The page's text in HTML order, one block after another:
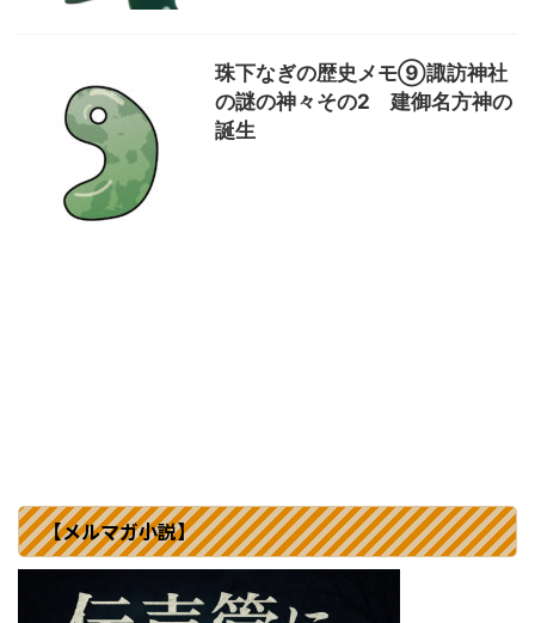
珠下なぎの歴史メモ⑨諏訪神社
の謎の神々その2 建御名方神の
誕生
【メルマガ小説】